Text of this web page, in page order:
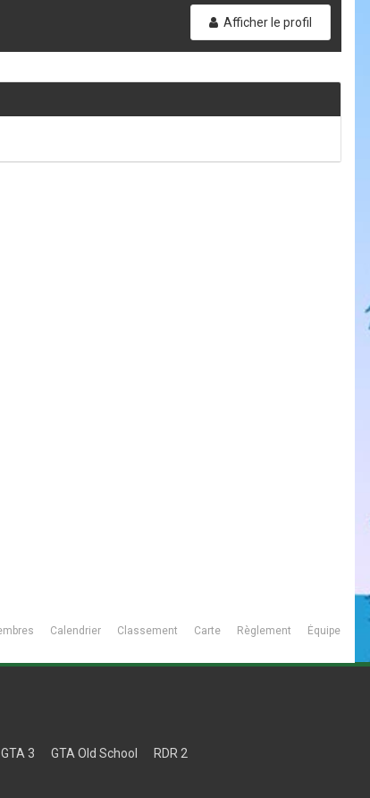
Afficher le profil
Calendrier Classement Carte Règlement Équipe
GTA 3 GTA Old School RDR 2